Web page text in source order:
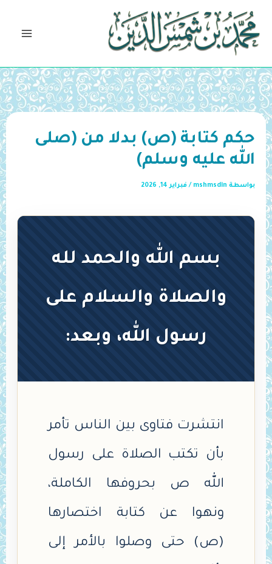
تخطي
المحتوى
حكم كتابة (ص) بدلا من (صلى
الله عليه وسلم)
بواسطة mshmsdin
/فبراير 14, 2026
بسم الله والحمد لله
والصلاة والسلام على
رسول الله، وبعد:
انتشرت فتاوى بين الناس تأمر
بأن تكتب الصلاة على رسول
الله ص بحروفها الكاملة،
ونهوا عن كتابة اختصارها
(ص) حتى وصلوا بالأمر إلى